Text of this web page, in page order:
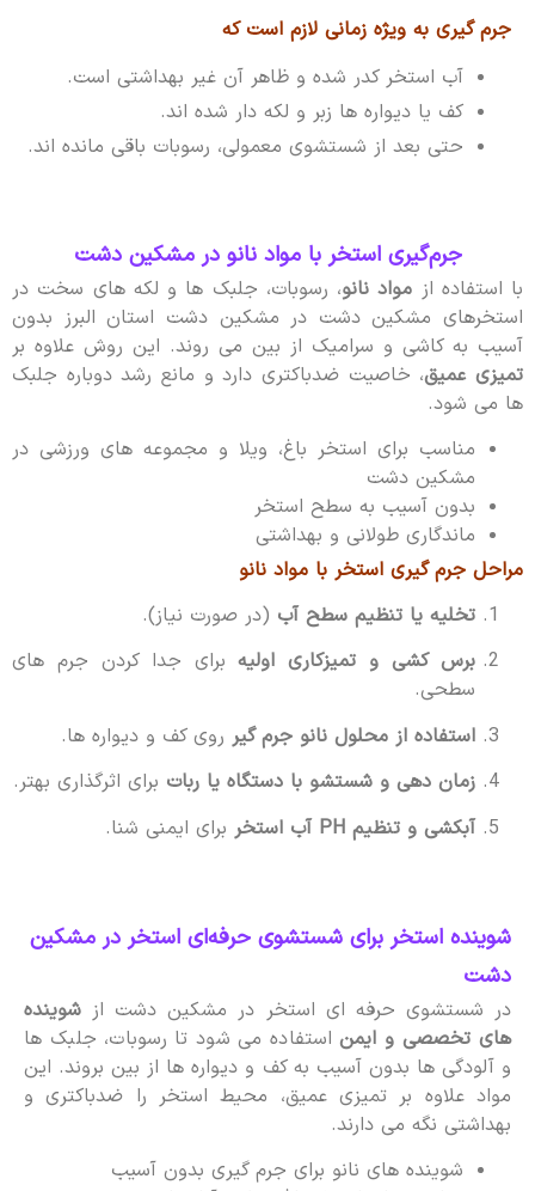
جرم گیری به ویژه زمانی لازم است که
آب استخر کدر شده و ظاهر آن غیر بهداشتی است.
کف یا دیواره ها زبر و لکه دار شده اند.
حتی بعد از شستشوی معمولی، رسوبات باقی مانده اند.
جرم‌گیری استخر با مواد نانو در مشکین دشت
با استفاده از مواد نانو، رسوبات، جلبک ها و لکه های سخت در
استخرهای مشکین دشت در مشکین دشت استان البرز بدون
آسیب به کاشی و سرامیک از بین می روند. این روش علاوه بر
تمیزی عمیق، خاصیت ضدباکتری دارد و مانع رشد دوباره جلبک
ها می شود.
مناسب برای استخر باغ، ویلا و مجموعه های ورزشی در
مشکین دشت
بدون آسیب به سطح استخر
ماندگاری طولانی و بهداشتی
مراحل جرم گیری استخر با مواد نانو
تخلیه یا تنظیم سطح آب(در صورت نیاز).
برس کشی و تمیزکاری اولیهبرای جدا کردن جرم های
سطحی.
استفاده از محلول نانو جرم گیرروی کف و دیواره ها.
زمان دهی و شستشو با دستگاه یا رباتبرای اثرگذاری بهتر.
آبکشی و تنظیم PH آب استخر
برای ایمنی شنا.
شوینده استخر برای شستشوی حرفه‌ای استخر در مشکین
دشت
در شستشوی حرفه ای استخر در مشکین دشت از شوینده
های تخصصی و ایمناستفاده می شود تا رسوبات، جلبک ها
و آلودگی ها بدون آسیب به کف و دیواره ها از بین بروند. این
مواد علاوه بر تمیزی عمیق، محیط استخر را ضدباکتری و
بهداشتی نگه می دارند.
شوینده های نانو برای جرم گیری بدون آسیب